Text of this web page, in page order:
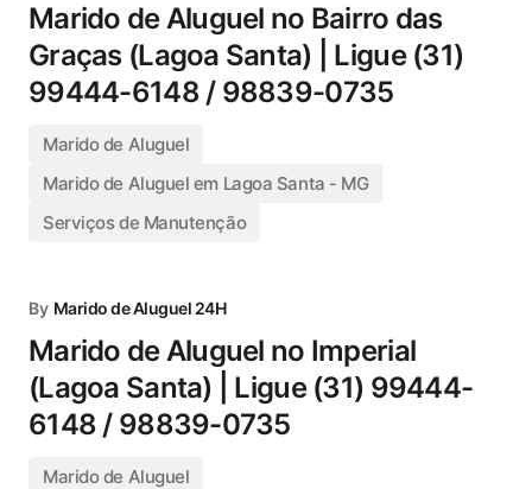
Marido de Aluguel no Bairro das
Graças (Lagoa Santa) | Ligue (31)
99444-6148 / 98839-0735
Marido de Aluguel
Marido de Aluguel em Lagoa Santa - MG
Serviços de Manutenção
By Marido de Aluguel 24H
Marido de Aluguel no Imperial
(Lagoa Santa) | Ligue (31) 99444-
6148 / 98839-0735
Marido de Aluguel